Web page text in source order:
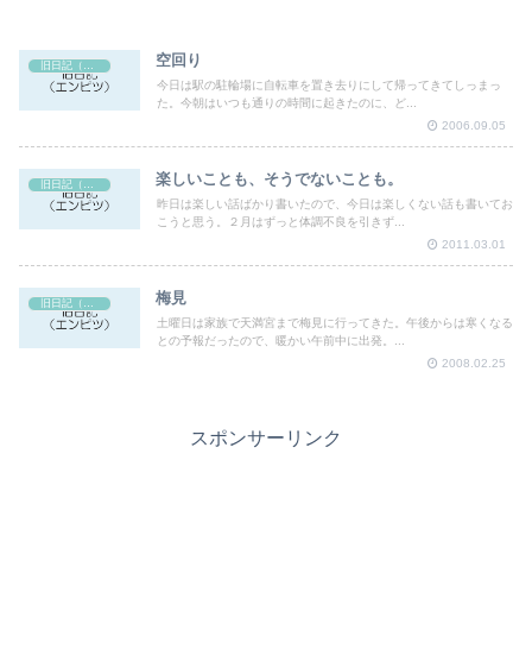
旧日記（エンピツ） 空回り
今日は駅の駐輪場に自転車を置き去りにして帰ってきてしっまっ
た。今朝はいつも通りの時間に起きたのに、ど...
2006.09.05
旧日記（エンピツ） 楽しいことも、そうでないことも。
昨日は楽しい話ばかり書いたので、今日は楽しくない話も書いてお
こうと思う。２月はずっと体調不良を引きず...
2011.03.01
梅見
土曜日は家族で天満宮まで梅見に行ってきた。午後からは寒くなる
との予報だったので、暖かい午前中に出発。...
2008.02.25
スポンサーリンク